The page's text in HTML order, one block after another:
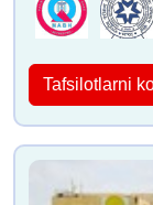
Tafsilotlarni